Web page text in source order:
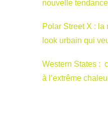
nouvelle
Polar Street X : la
look urbain qui
Western States :
à l’extrême